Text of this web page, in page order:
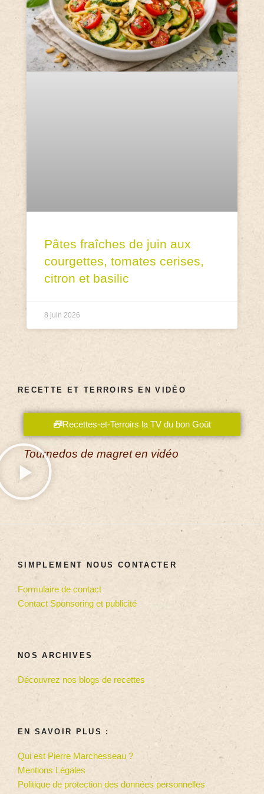
Pâtes fraîches de juin aux
courgettes, tomates cerises,
citron et basilic
8 juin 2026
RECETTE ET TERROIRS EN VIDÉO
Recettes-et-Terroirs la TV du bon Goût
Tournedos de magret en vidéo
SIMPLEMENT NOUS CONTACTER
Formulaire de contact
Contact Sponsoring et publicité
NOS ARCHIVES
Découvrez nos blogs de recettes
EN SAVOIR PLUS :
Qui est Pierre Marchesseau ?
Mentions Légales
Politique de protection des données personnelles